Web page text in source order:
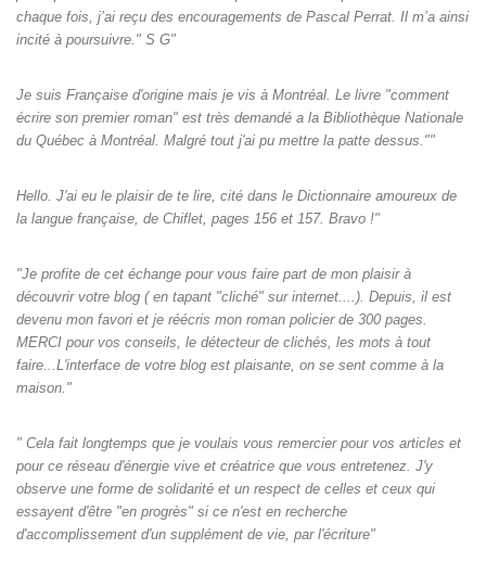
chaque fois, j’ai reçu des encouragements de Pascal Perrat. Il m’a ainsi
incité à poursuivre." S G"
Je suis Française d'origine mais je vis à Montréal. Le livre "comment
écrire son premier roman" est très demandé a la Bibliothèque Nationale
du Québec à Montréal. Malgré tout j'ai pu mettre la patte dessus.""
Hello. J'ai eu le plaisir de te lire, cité dans le Dictionnaire amoureux de
la langue française, de Chiflet, pages 156 et 157. Bravo !"
"Je profite de cet échange pour vous faire part de mon plaisir à
découvrir votre blog ( en tapant "cliché" sur internet....). Depuis, il est
devenu mon favori et je réécris mon roman policier de 300 pages.
MERCI pour vos conseils, le détecteur de clichés, les mots à tout
faire...L'interface de votre blog est plaisante, on se sent comme à la
maison."
" Cela fait longtemps que je voulais vous remercier pour vos articles et
pour ce réseau d'énergie vive et créatrice que vous entretenez. J'y
observe une forme de solidarité et un respect de celles et ceux qui
essayent d'être "en progrès" si ce n'est en recherche
d'accomplissement d'un supplément de vie, par l'écriture"